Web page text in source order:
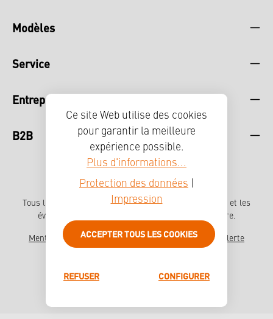
Modèles
Service
Entreprise
B2B
Tous les prix incluent la TVA plus les frais
et les
éventuels frais de livraison, sauf indication contraire.
Mentions légalesProtection des donnéesSystème d'alerte
Ce site Web utilise des cookies
pour garantir la meilleure
expérience possible.
Plus d'informations...
Protection des données
Impression
ACCEPTER TOUS LES COOKIES
REFUSER CONFIGURER